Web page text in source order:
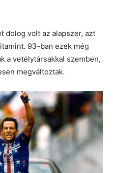
dolog volt az alapszer, azt
93-ban ezek még
a vetélytársakkal szemben,
megváltoztak.